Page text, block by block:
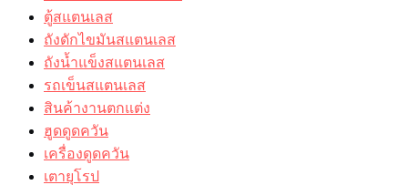
ตู้สแตนเลส
ถังดักไขมันสแตนเลส
ถังน้ำแข็งสแตนเลส
รถเข็นสแตนเลส
สินค้างานตกแต่ง
ฮูดดูดควัน
เครื่องดูดควัน
เตายุโรป